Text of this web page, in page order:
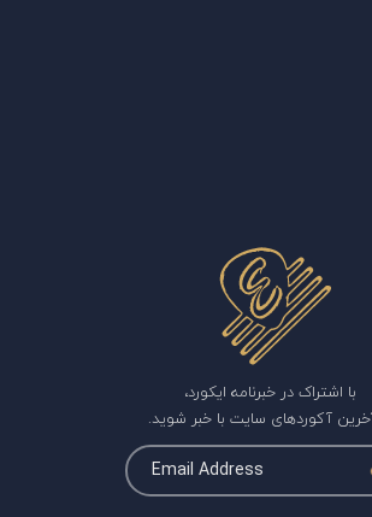
با اشتراک در خبرنامه ایکورد،
آکوردهای سایت با خبر شوید.